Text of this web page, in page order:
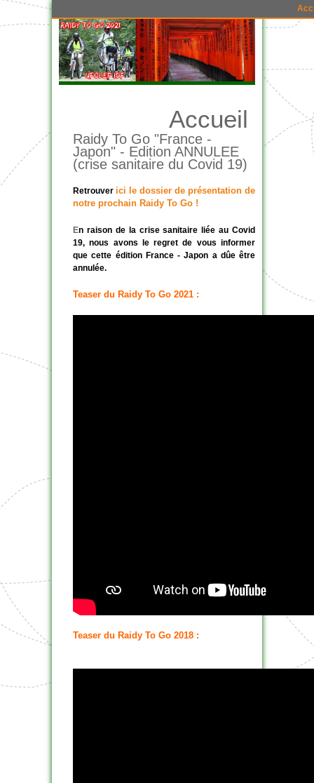
Accueil
Raidy To Go "France -
Japon" - Edition ANNULEE
(crise sanitaire du Covid 19)
Retrouver ici le dossier de présentation de
notre prochain Raidy To Go !
En raison de la crise sanitaire liée au Covid
19, nous avons le regret de vous informer
que cette édition France - Japon a dûe être
annulée.
Teaser du Raidy To Go 2021 :
Teaser du Raidy To Go 2018 :